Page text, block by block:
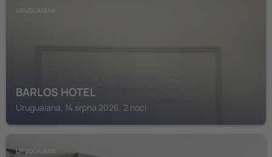
URUGUAIANA
BARLOS HOTEL
Uruguaiana, 14 srpna 2026, 2 noci
URUGUAIANA